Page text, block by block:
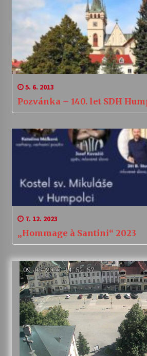
5. 6. 2013
Pozvánka – 140. let SDH
7. 12. 2023
„Hommage à Santini“ 2023